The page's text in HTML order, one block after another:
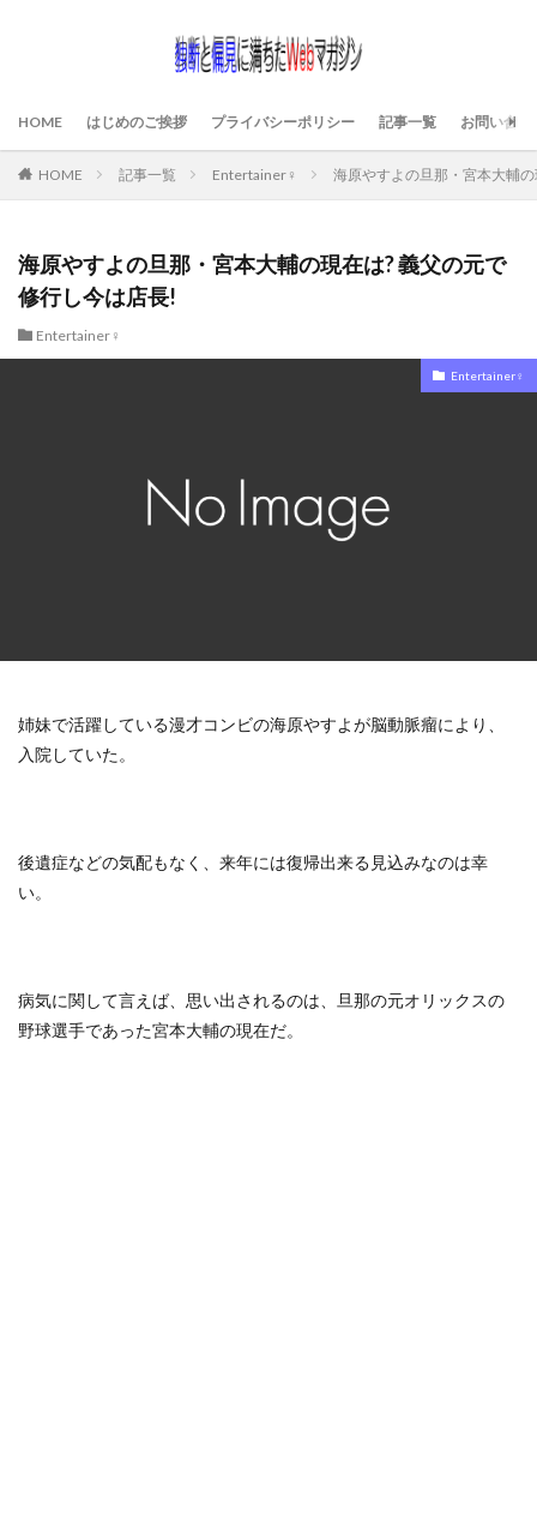
HOME はじめのご挨拶 プライバシーポリシー 記事一覧 お問い合わ
HOME 記事一覧 Entertainer♀ 海原やすよの旦那・宮本大輔
海原やすよの旦那・宮本大輔の現在は? 義父の元で
修行し今は店長!
Entertainer♀
Entertainer♀
姉妹で活躍している漫才コンビの海原やすよが脳動脈瘤により、
入院していた。
後遺症などの気配もなく、来年には復帰出来る見込みなのは幸
い。
病気に関して言えば、思い出されるのは、旦那の元オリックスの
野球選手であった宮本大輔の現在だ。